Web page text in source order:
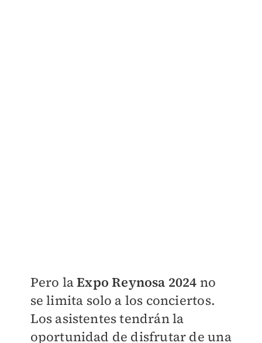
Pero laExpo Reynosa 2024 no
se limita solo a los conciertos.
Los asistentes tendrán la
oportunidad de disfrutar de una